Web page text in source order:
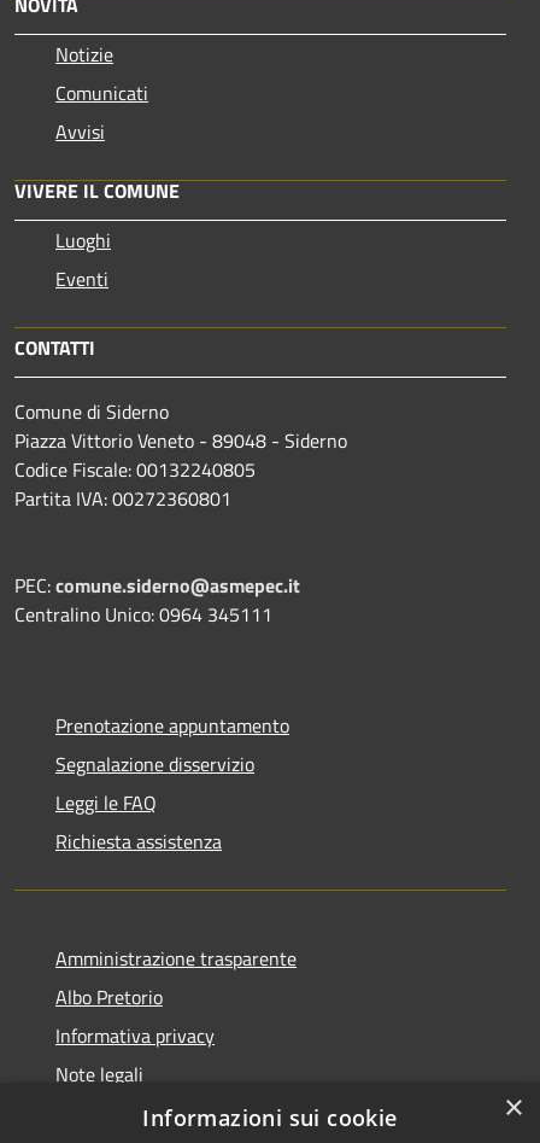
Notizie
Comunicati
Avvisi
VIVERE IL COMUNE
Luoghi
Eventi
CONTATTI
Comune di Siderno
Piazza Vittorio Veneto - 89048 - Siderno
Codice Fiscale: 00132240805
Partita IVA: 00272360801
PEC:comune.siderno@asmepec.it
Centralino Unico: 0964 345111
Prenotazione appuntamento
Segnalazione disservizio
Leggi le FAQ
Richiesta assistenza
Amministrazione trasparente
Albo Pretorio
Informativa privacy
Note legali
Dichiarazione di accessibilità
×
Informazioni sui cookie